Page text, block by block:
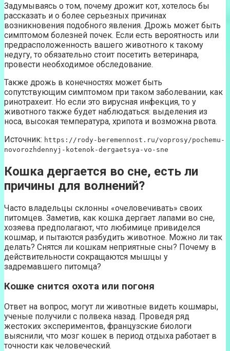
Задумываясь о том, почему дрожит кот, хотелось бы
рассказать и о более серьезных причинах
возникновения подобного явления. Дрожь может быть
симптомом болезней почек. Если есть вероятность или
предрасположенность вашего животного к такому
недугу, то обязательно стоит посетить ветеринара,
провести необходимое обследование.
Также дрожь в конечностях может быть
сопутствующим симптомом при таком заболевании, как
ринотрахеит. Но если это вирусная инфекция, то у
животного также будет наблюдаться: выделения из
носа, высокая температура, хрипота и возможна рвота.
Источник: https://rody-beremennost.ru/voprosy/pochemu-
novorozhdennyj-kotenok-dergaetsya-vo-sne
Кошка дергается во сне, есть ли
причины для волнений?
Часто владельцы склонны «очеловечивать» своих
питомцев. Заметив, как кошка дергает лапами во сне,
хозяева предполагают, что любимице привиделся
кошмар, и пытаются разбудить животное. Можно ли так
делать? Снятся ли кошкам неприятные сны? Почему в
действительности сокращаются мышцы у
задремавшего питомца?
Кошке снится охота или погоня
Ответ на вопрос, могут ли животные видеть кошмары,
ученые получили с полвека назад. Проведя ряд
жестоких экспериментов, французские биологи
выяснили, что мозг кошек в период отдыха работает в
точности как человеческий.